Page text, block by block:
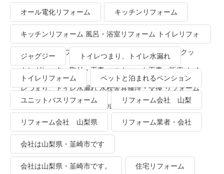
り、トイレ水漏れ
オール電化リフォーム キッチンリフォーム
キッチンリフォーム 風呂・浴室リフォーム トイレリフォ
ーム 洗面所リフォーム オール電化リフォーム ＩＨクッ
キングヒーター取付・工事 エコキュート工事・販売 トイ
レつまり、トイレ水漏れ 水栓金具修理・交換 リフォーム
業者・会社 ＴＯＴＯリモデルクラブ
ジャグジー トイレつまり、トイレ水漏れ
トイレリフォーム ペットと泊まれるペンション
ユニットバスリフォーム リフォーム会社 山梨
リフォーム会社 山梨県 リフォーム業者・会社
会社は山梨県・韮崎市です
会社は山梨県・韮崎市です。 住宅リフォーム